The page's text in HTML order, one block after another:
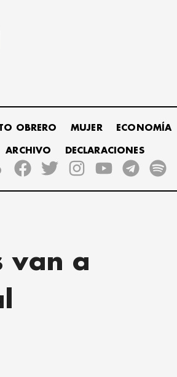
OBRERO MUJER ECONOMÍA
ARCHIVO DECLARACIONES
van a